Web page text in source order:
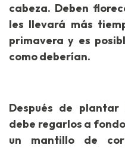
cabeza. Deben
les llevará más
primavera y es
como deberían.
Después de
debe regarlos a
un mantillo de